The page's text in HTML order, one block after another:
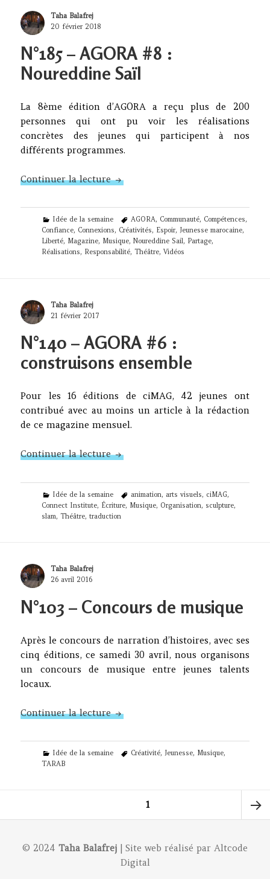
Author
Taha Balafrej
Posted
20 février 2018
N°185 – AGORA #8 :
Noureddine Saïl
La 8ème édition d’AGORA a reçu plus de 200
personnes qui ont pu voir les réalisations
concrètes des jeunes qui participent à nos
différents programmes.
Continuer la lectureN°185 – AGORA #8 : Noureddine
Categories
Idée de la semaine Tags
AGORA, Communauté, Compétences,
Confiance, Connexions, Créativités, Espoir, Jeunesse marocaine,
Liberté, Magazine, Musique, Noureddine Sail, Partage,
Réalisations, Responsabilité, Théâtre, Vidéos
Author
Taha Balafrej
Posted
21 février 2017
N°140 – AGORA #6 :
construisons ensemble
Pour les 16 éditions de ciMAG, 42 jeunes ont
contribué avec au moins un article à la rédaction
de ce magazine mensuel.
Continuer la lectureN°140 – AGORA #6 : construisons
Categories
Idée de la semaine Tags
animation, arts visuels, ciMAG,
Connect Institute, Écriture, Musique, Organisation, sculpture,
slam, Théâtre, traduction
Author
Taha Balafrej
Posted
26 avril 2016
N°103 – Concours de musique
Après le concours de narration d’histoires, avec ses
cinq éditions, ce samedi 30 avril, nous organisons
un concours de musique entre jeunes talents
locaux.
Continuer la lectureN°103 – Concours de musique
Categories
Idée de la semaine Tags
Créativité, Jeunesse, Musique,
TARAB
PAGE1
© 2024 Taha Balafrej | Site web réalisé par Altcode
Digital